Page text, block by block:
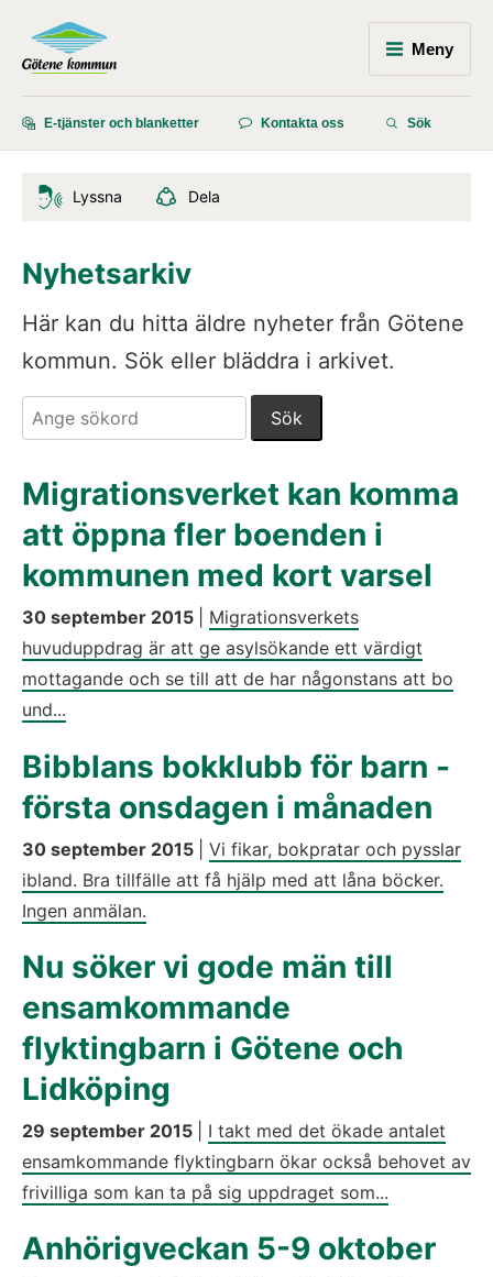
Meny
E-tjänster och blanketter Kontakta oss Sök
Lyssna Dela
Nyhetsarkiv
Här kan du hitta äldre nyheter från Götene
kommun. Sök eller bläddra i arkivet.
Migrationsverket kan komma
att öppna fler boenden i
kommunen med kort varsel
30 september 2015
Migrationsverkets
huvuduppdrag är att ge asylsökande ett värdigt
mottagande och se till att de har någonstans att bo
und...
Bibblans bokklubb för barn -
första onsdagen i månaden
30 september 2015
Vi fikar, bokpratar och pysslar
ibland. Bra tillfälle att få hjälp med att låna böcker.
Ingen anmälan.
Nu söker vi gode män till
ensamkommande
flyktingbarn i Götene och
Lidköping
29 september 2015
I takt med det ökade antalet
ensamkommande flyktingbarn ökar också behovet av
frivilliga som kan ta på sig uppdraget som...
Anhörigveckan 5-9 oktober